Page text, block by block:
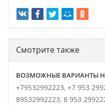
Смотрите также
ВОЗМОЖНЫЕ ВАРИАНТЫ
+79532992223, +7 953
89532992223, 8 953